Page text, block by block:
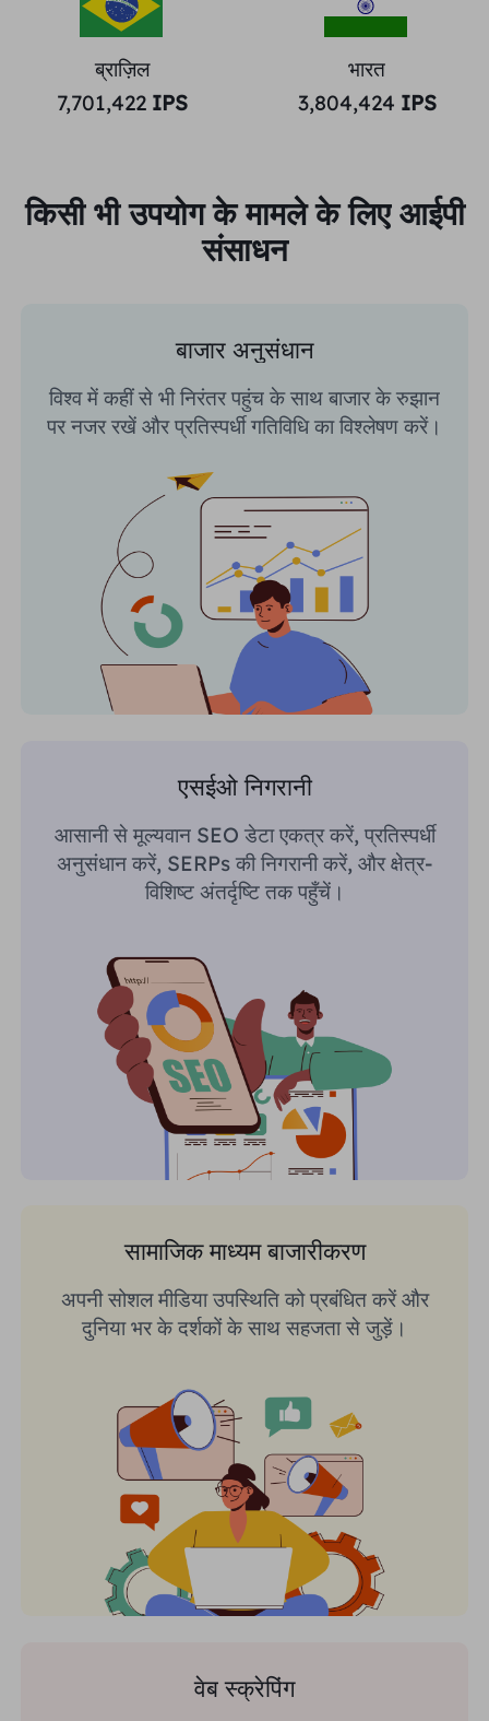
ब्राज़िल
7,701,422 IPS
भारत
3,804,424 IPS
किसी भी उपयोग के मामले के लिए आईपी
संसाधन
बाजार अनुसंधान
विश्व में कहीं से भी निरंतर पहुंच के साथ बाजार के रुझान
पर नजर रखें और प्रतिस्पर्धी गतिविधि का विश्लेषण करें।
एसईओ निगरानी
आसानी से मूल्यवान SEO डेटा एकत्र करें, प्रतिस्पर्धी
अनुसंधान करें, SERPs की निगरानी करें, और क्षेत्र-
विशिष्ट अंतर्दृष्टि तक पहुँचें।
सामाजिक माध्यम बाजारीकरण
अपनी सोशल मीडिया उपस्थिति को प्रबंधित करें और
दुनिया भर के दर्शकों के साथ सहजता से जुड़ें।
वेब स्क्रेपिंग